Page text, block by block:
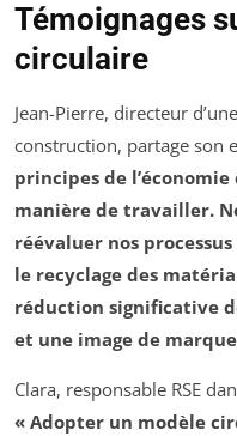
Témoignages
circulaire
Jean-Pierre, directeur
construction, partage son
principes de
manière de travailler.
réévaluer nos
le recyclage des
réduction significative
et une image de
Clara, responsable RSE
« Adopter un modèle